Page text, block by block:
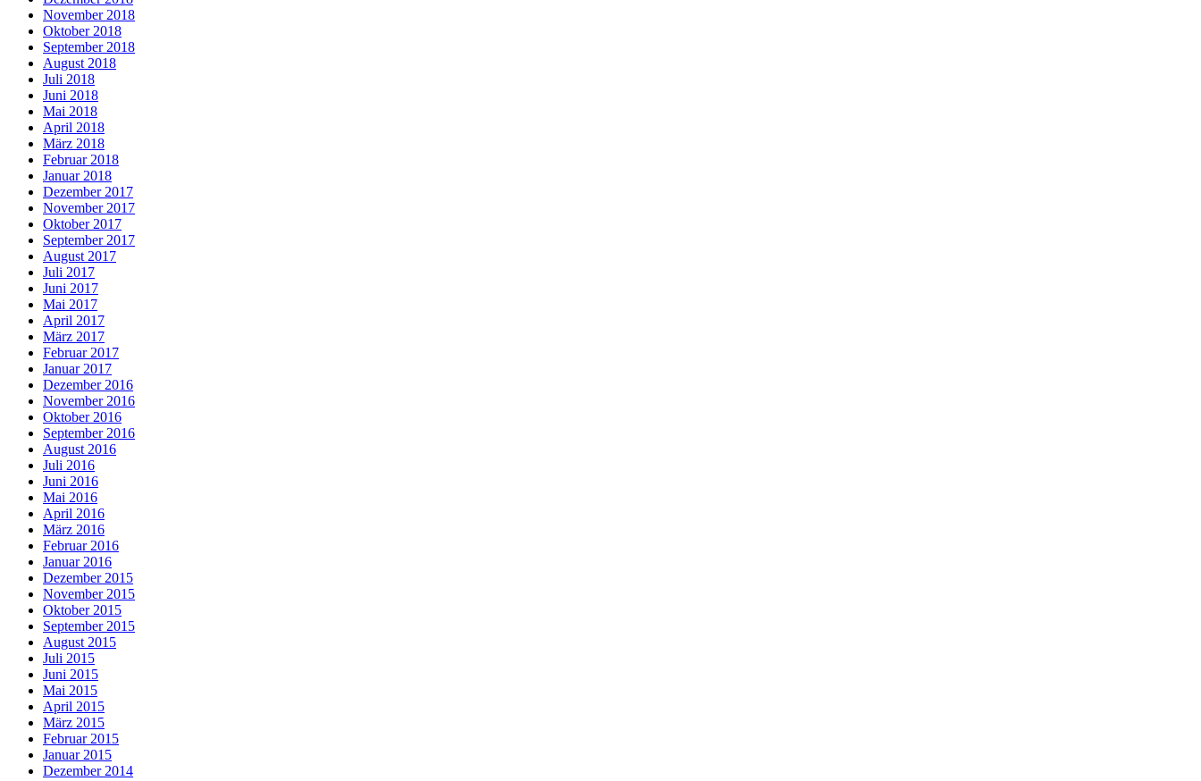
November 2018
Oktober 2018
September 2018
August 2018
Juli 2018
Juni 2018
Mai 2018
April 2018
März 2018
Februar 2018
Januar 2018
Dezember 2017
November 2017
Oktober 2017
September 2017
August 2017
Juli 2017
Juni 2017
Mai 2017
April 2017
März 2017
Februar 2017
Januar 2017
Dezember 2016
November 2016
Oktober 2016
September 2016
August 2016
Juli 2016
Juni 2016
Mai 2016
April 2016
März 2016
Februar 2016
Januar 2016
Dezember 2015
November 2015
Oktober 2015
September 2015
August 2015
Juli 2015
Juni 2015
Mai 2015
April 2015
März 2015
Februar 2015
Januar 2015
Dezember 2014